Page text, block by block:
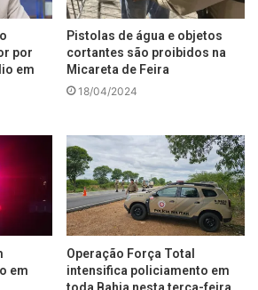
por
em
Pistolas de água e objetos
cortantes são proibidos na
Micareta de Feira
18/04/2024
em
Operação Força Total
intensifica policiamento em